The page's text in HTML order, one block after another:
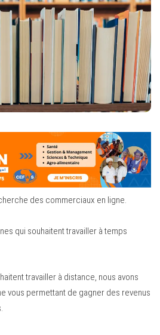
des commerciaux en ligne.
qui souhaitent travailler à temps
travailler à distance, nous avons
vous permettant de gagner des revenus